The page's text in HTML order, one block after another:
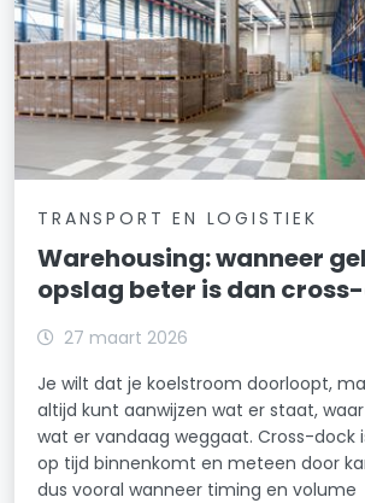
TRANSPORT EN LOGISTIEK
Warehousing: wanneer
opslag beter is dan
27 maart 2026
Je wilt dat je koelstroom doorloopt,
altijd kunt aanwijzen wat er staat,
wat er vandaag weggaat. Cross-dock
op tijd binnenkomt en meteen door
dus vooral wanneer timing en volume